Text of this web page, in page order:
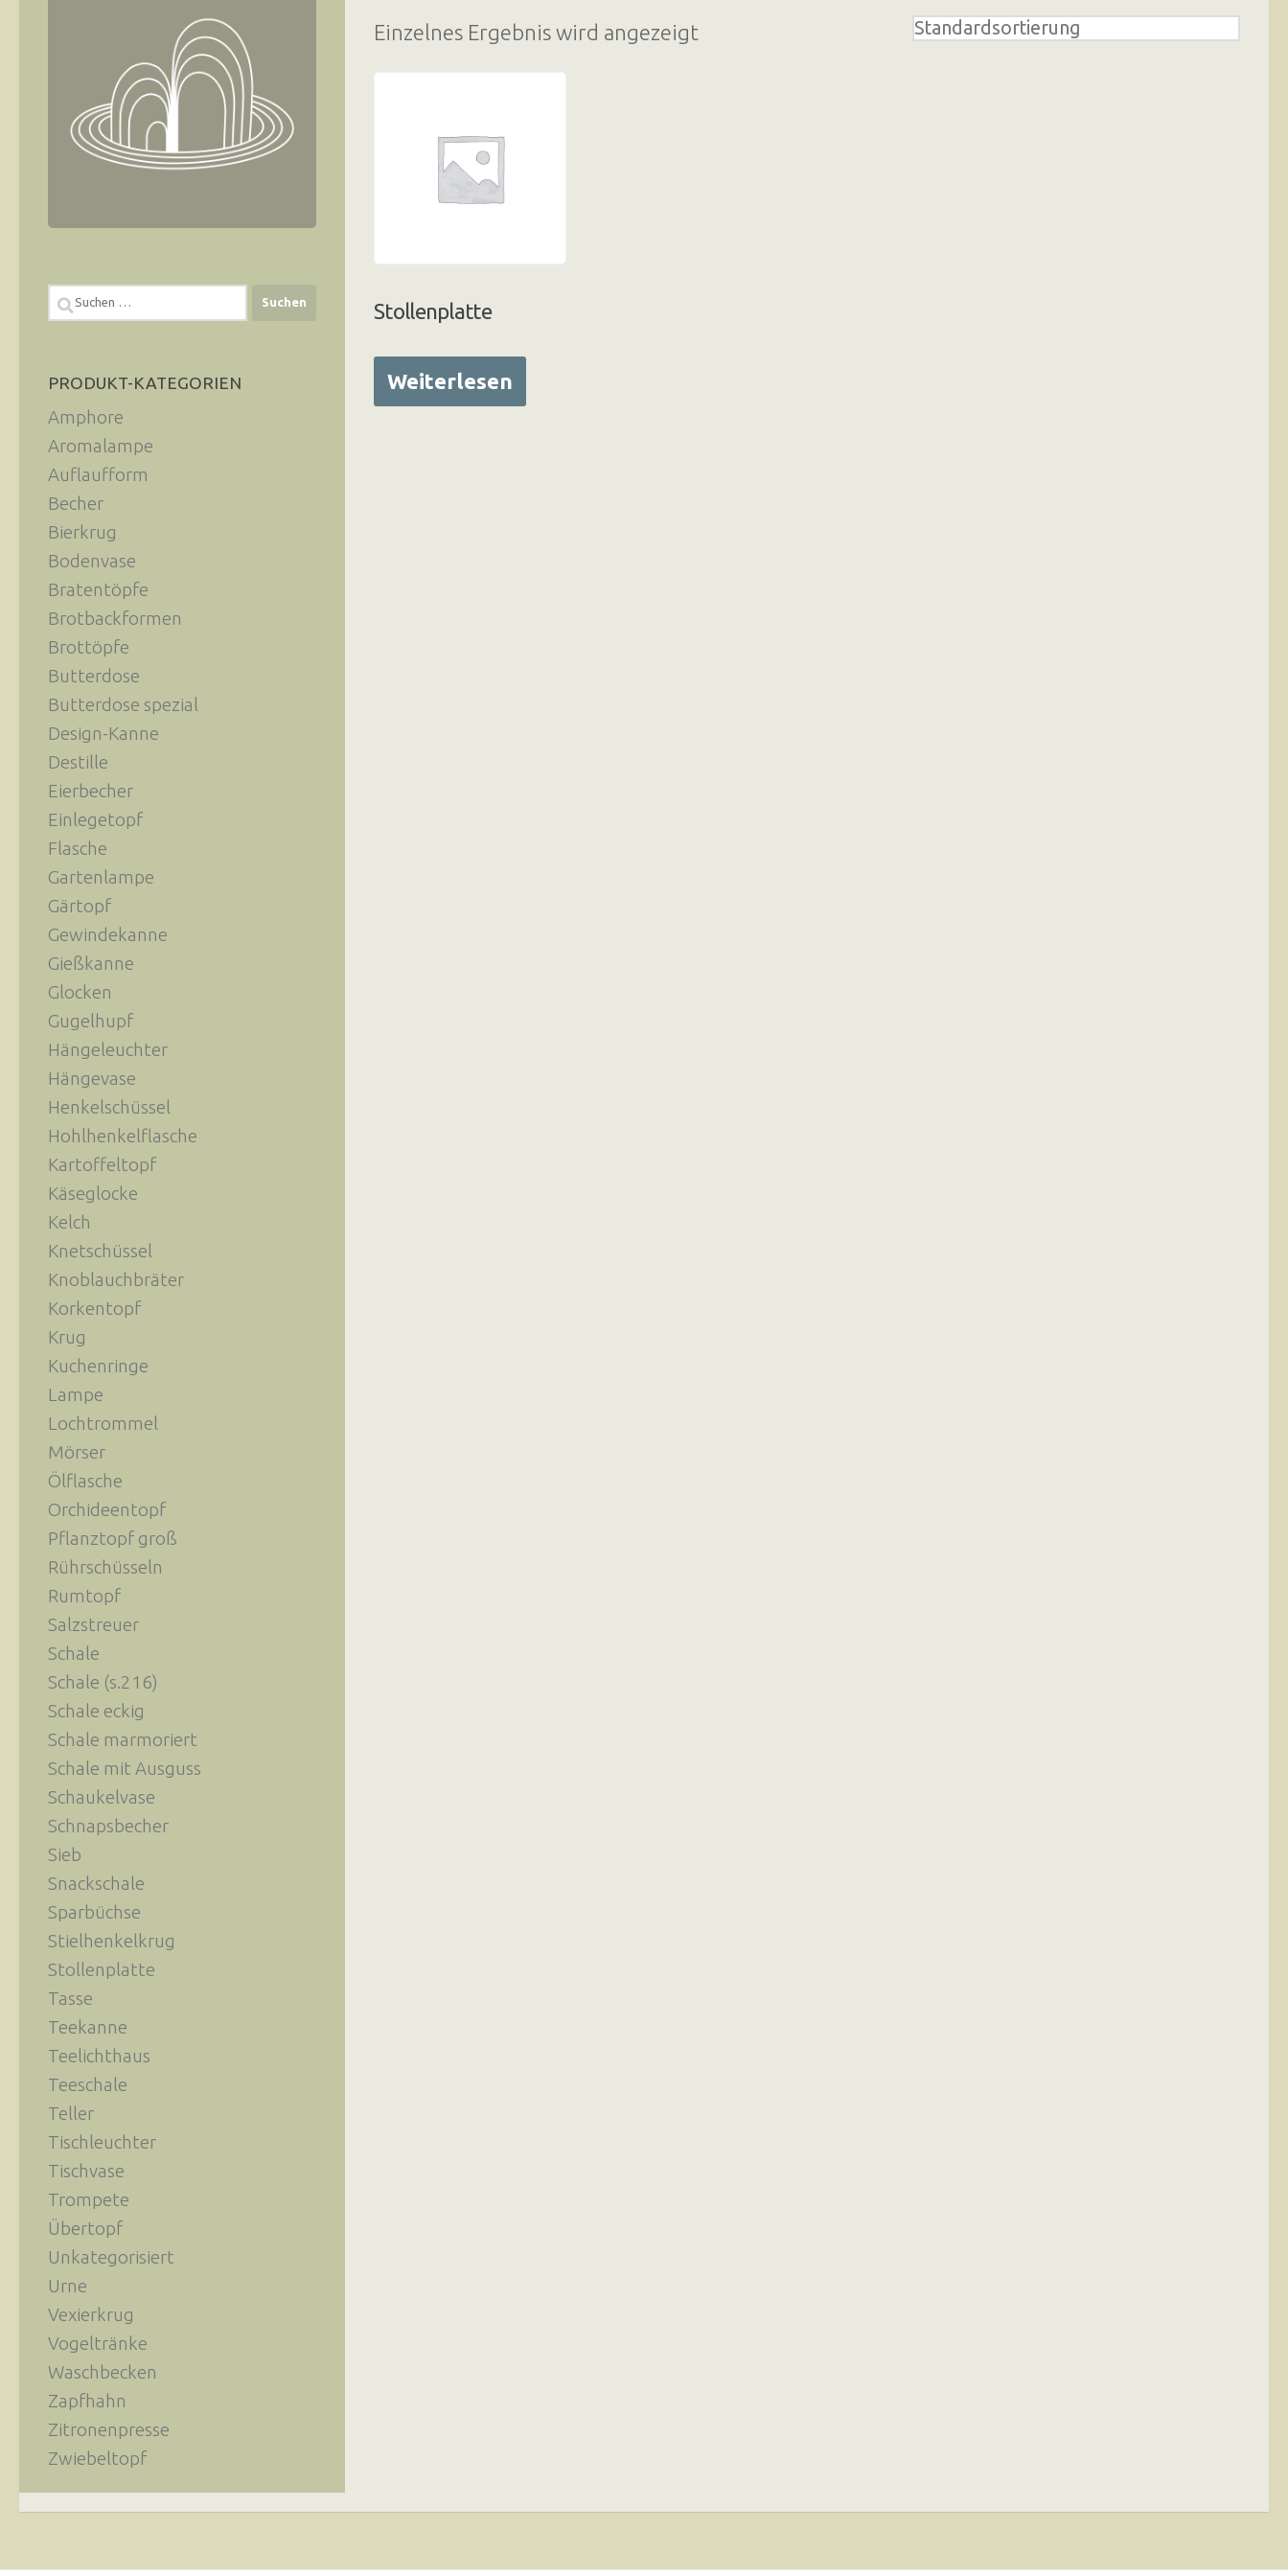
Einzelnes Ergebnis wird angezeigt
Stollenplatte
Weiterlesen
Suchen
nach:
PRODUKT-KATEGORIEN
Amphore
Aromalampe
Auflaufform
Becher
Bierkrug
Bodenvase
Bratentöpfe
Brotbackformen
Brottöpfe
Butterdose
Butterdose spezial
Design-Kanne
Destille
Eierbecher
Einlegetopf
Flasche
Gartenlampe
Gärtopf
Gewindekanne
Gießkanne
Glocken
Gugelhupf
Hängeleuchter
Hängevase
Henkelschüssel
Hohlhenkelflasche
Kartoffeltopf
Käseglocke
Kelch
Knetschüssel
Knoblauchbräter
Korkentopf
Krug
Kuchenringe
Lampe
Lochtrommel
Mörser
Ölflasche
Orchideentopf
Pflanztopf groß
Rührschüsseln
Rumtopf
Salzstreuer
Schale
Schale (s.216)
Schale eckig
Schale marmoriert
Schale mit Ausguss
Schaukelvase
Schnapsbecher
Sieb
Snackschale
Sparbüchse
Stielhenkelkrug
Stollenplatte
Tasse
Teekanne
Teelichthaus
Teeschale
Teller
Tischleuchter
Tischvase
Trompete
Übertopf
Unkategorisiert
Urne
Vexierkrug
Vogeltränke
Waschbecken
Zapfhahn
Zitronenpresse
Zwiebeltopf